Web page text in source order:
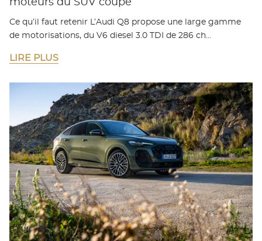
moteurs du SUV coupé
Ce qu’il faut retenir L’Audi Q8 propose une large gamme
de motorisations, du V6 diesel 3.0 TDI de 286 ch…
LIRE PLUS